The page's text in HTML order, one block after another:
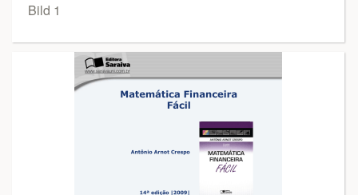
Bild 1